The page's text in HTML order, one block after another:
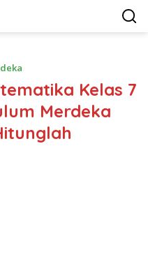
Kelas 7
Merdeka